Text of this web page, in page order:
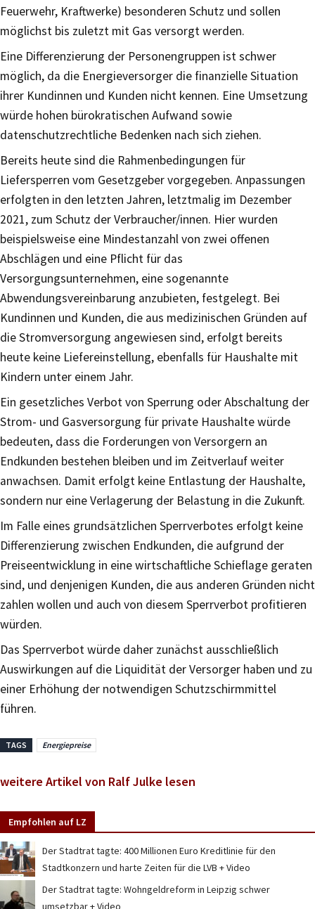
Feuerwehr, Kraftwerke) besonderen Schutz und sollen
möglichst bis zuletzt mit Gas versorgt werden.
Eine Differenzierung der Personengruppen ist schwer
möglich, da die Energieversorger die finanzielle Situation
ihrer Kundinnen und Kunden nicht kennen. Eine Umsetzung
würde hohen bürokratischen Aufwand sowie
datenschutzrechtliche Bedenken nach sich ziehen.
Bereits heute sind die Rahmenbedingungen für
Liefersperren vom Gesetzgeber vorgegeben. Anpassungen
erfolgten in den letzten Jahren, letztmalig im Dezember
2021, zum Schutz der Verbraucher/innen. Hier wurden
beispielsweise eine Mindestanzahl von zwei offenen
Abschlägen und eine Pflicht für das
Versorgungsunternehmen, eine sogenannte
Abwendungsvereinbarung anzubieten, festgelegt. Bei
Kundinnen und Kunden, die aus medizinischen Gründen auf
die Stromversorgung angewiesen sind, erfolgt bereits
heute keine Liefereinstellung, ebenfalls für Haushalte mit
Kindern unter einem Jahr.
Ein gesetzliches Verbot von Sperrung oder Abschaltung der
Strom- und Gasversorgung für private Haushalte würde
bedeuten, dass die Forderungen von Versorgern an
Endkunden bestehen bleiben und im Zeitverlauf weiter
anwachsen. Damit erfolgt keine Entlastung der Haushalte,
sondern nur eine Verlagerung der Belastung in die Zukunft.
Im Falle eines grundsätzlichen Sperrverbotes erfolgt keine
Differenzierung zwischen Endkunden, die aufgrund der
Preiseentwicklung in eine wirtschaftliche Schieflage geraten
sind, und denjenigen Kunden, die aus anderen Gründen nicht
zahlen wollen und auch von diesem Sperrverbot profitieren
würden.
Das Sperrverbot würde daher zunächst ausschließlich
Auswirkungen auf die Liquidität der Versorger haben und zu
einer Erhöhung der notwendigen Schutzschirmmittel
führen.
TAGS Energiepreise
weitere Artikel von Ralf Julke lesen
Empfohlen auf LZ
Der Stadtrat tagte: 400 Millionen Euro Kreditlinie für den
Stadtkonzern und harte Zeiten für die LVB + Video
Der Stadtrat tagte: Wohngeldreform in Leipzig schwer
umsetzbar + Video